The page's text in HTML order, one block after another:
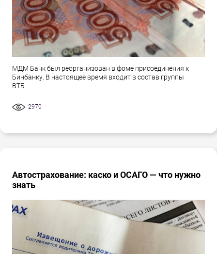
МДМ Банк был реорганизован в фоме присоединения к
Бинбанку. В настоящее время входит в состав группы
ВТБ.
2970
Автострахование: каско и ОСАГО — что нужно
знать